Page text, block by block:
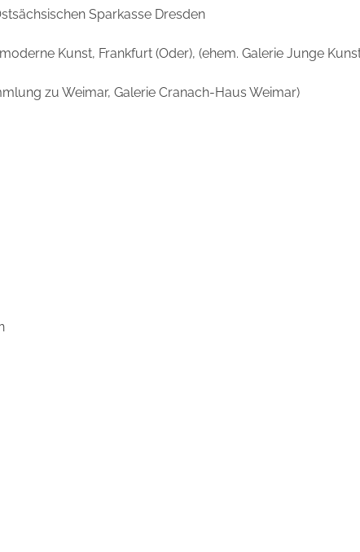
Sparkasse Dresden
Kunst, Frankfurt (Oder), (ehem. Galerie Junge
zu Weimar, Galerie Cranach-Haus Weimar)